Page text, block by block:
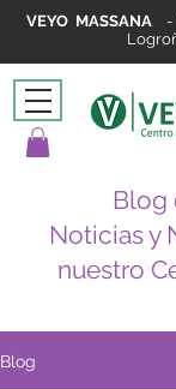
VEYO MASSANA-
Blog
Noticias y
nuestro
Blog